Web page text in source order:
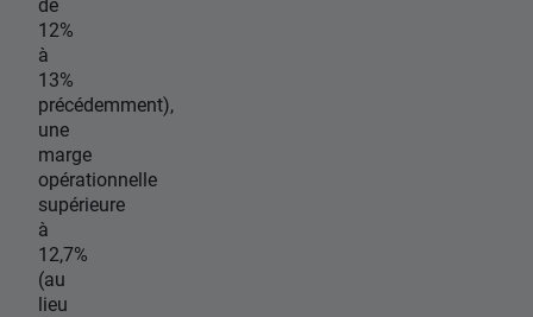
12%
à
13%
précédemment),
une
marge
opérationnelle
supérieure
à
12,7%
(au
lieu